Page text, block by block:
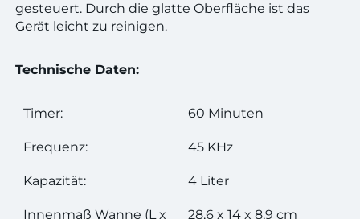
gesteuert. Durch die glatte Oberfläche ist das
Gerät leicht zu reinigen.
Technische Daten:
Timer: 60 Minuten
Frequenz: 45 KHz
Kapazität: 4 Liter
Innenmaß Wanne (L x
28,6 x 14 x 8,9 cm